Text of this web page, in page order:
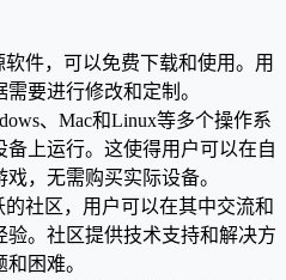
件，可以免费下载和使用。用
要进行修改和定制。
、Mac和Linux等多个操作系
上运行。这使得用户可以在自
，无需购买实际设备。
社区，用户可以在其中交流和
。社区提供技术支持和解决方
困难。